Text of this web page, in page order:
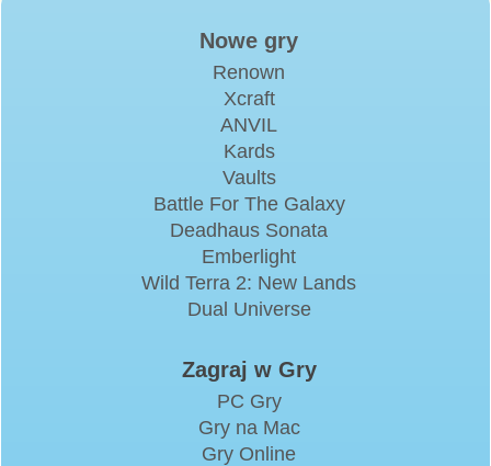
Nowe gry
Renown
Xcraft
ANVIL
Kards
Vaults
Battle For The Galaxy
Deadhaus Sonata
Emberlight
Wild Terra 2: New Lands
Dual Universe
Zagraj w Gry
PC Gry
Gry na Mac
Gry Online